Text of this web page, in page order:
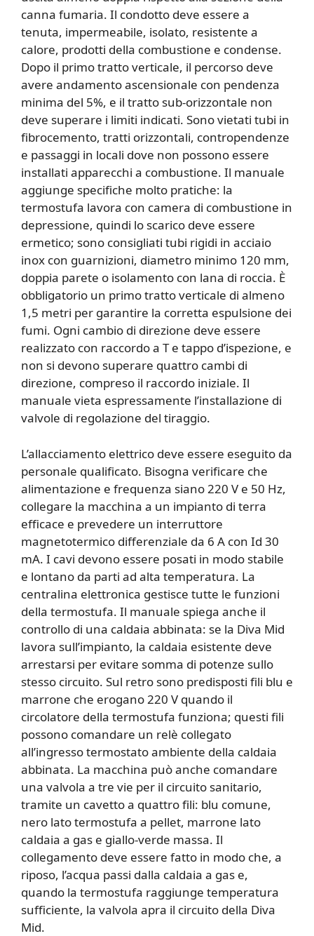
canna fumaria. Il condotto deve essere a
tenuta, impermeabile, isolato, resistente a
calore, prodotti della combustione e condense.
Dopo il primo tratto verticale, il percorso deve
avere andamento ascensionale con pendenza
minima del 5%, e il tratto sub-orizzontale non
deve superare i limiti indicati. Sono vietati tubi in
fibrocemento, tratti orizzontali, contropendenze
e passaggi in locali dove non possono essere
installati apparecchi a combustione. Il manuale
aggiunge specifiche molto pratiche: la
termostufa lavora con camera di combustione in
depressione, quindi lo scarico deve essere
ermetico; sono consigliati tubi rigidi in acciaio
inox con guarnizioni, diametro minimo 120 mm,
doppia parete o isolamento con lana di roccia. È
obbligatorio un primo tratto verticale di almeno
1,5 metri per garantire la corretta espulsione dei
fumi. Ogni cambio di direzione deve essere
realizzato con raccordo a T e tappo d’ispezione, e
non si devono superare quattro cambi di
direzione, compreso il raccordo iniziale. Il
manuale vieta espressamente l’installazione di
valvole di regolazione del tiraggio.
L’allacciamento elettrico deve essere eseguito da
personale qualificato. Bisogna verificare che
alimentazione e frequenza siano 220 V e 50 Hz,
collegare la macchina a un impianto di terra
efficace e prevedere un interruttore
magnetotermico differenziale da 6 A con Id 30
mA. I cavi devono essere posati in modo stabile
e lontano da parti ad alta temperatura. La
centralina elettronica gestisce tutte le funzioni
della termostufa. Il manuale spiega anche il
controllo di una caldaia abbinata: se la Diva Mid
lavora sull’impianto, la caldaia esistente deve
arrestarsi per evitare somma di potenze sullo
stesso circuito. Sul retro sono predisposti fili blu e
marrone che erogano 220 V quando il
circolatore della termostufa funziona; questi fili
possono comandare un relè collegato
all’ingresso termostato ambiente della caldaia
abbinata. La macchina può anche comandare
una valvola a tre vie per il circuito sanitario,
tramite un cavetto a quattro fili: blu comune,
nero lato termostufa a pellet, marrone lato
caldaia a gas e giallo-verde massa. Il
collegamento deve essere fatto in modo che, a
riposo, l’acqua passi dalla caldaia a gas e,
quando la termostufa raggiunge temperatura
sufficiente, la valvola apra il circuito della Diva
Mid.